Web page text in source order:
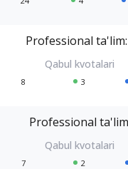
Professional
8 3
Professional
7 2